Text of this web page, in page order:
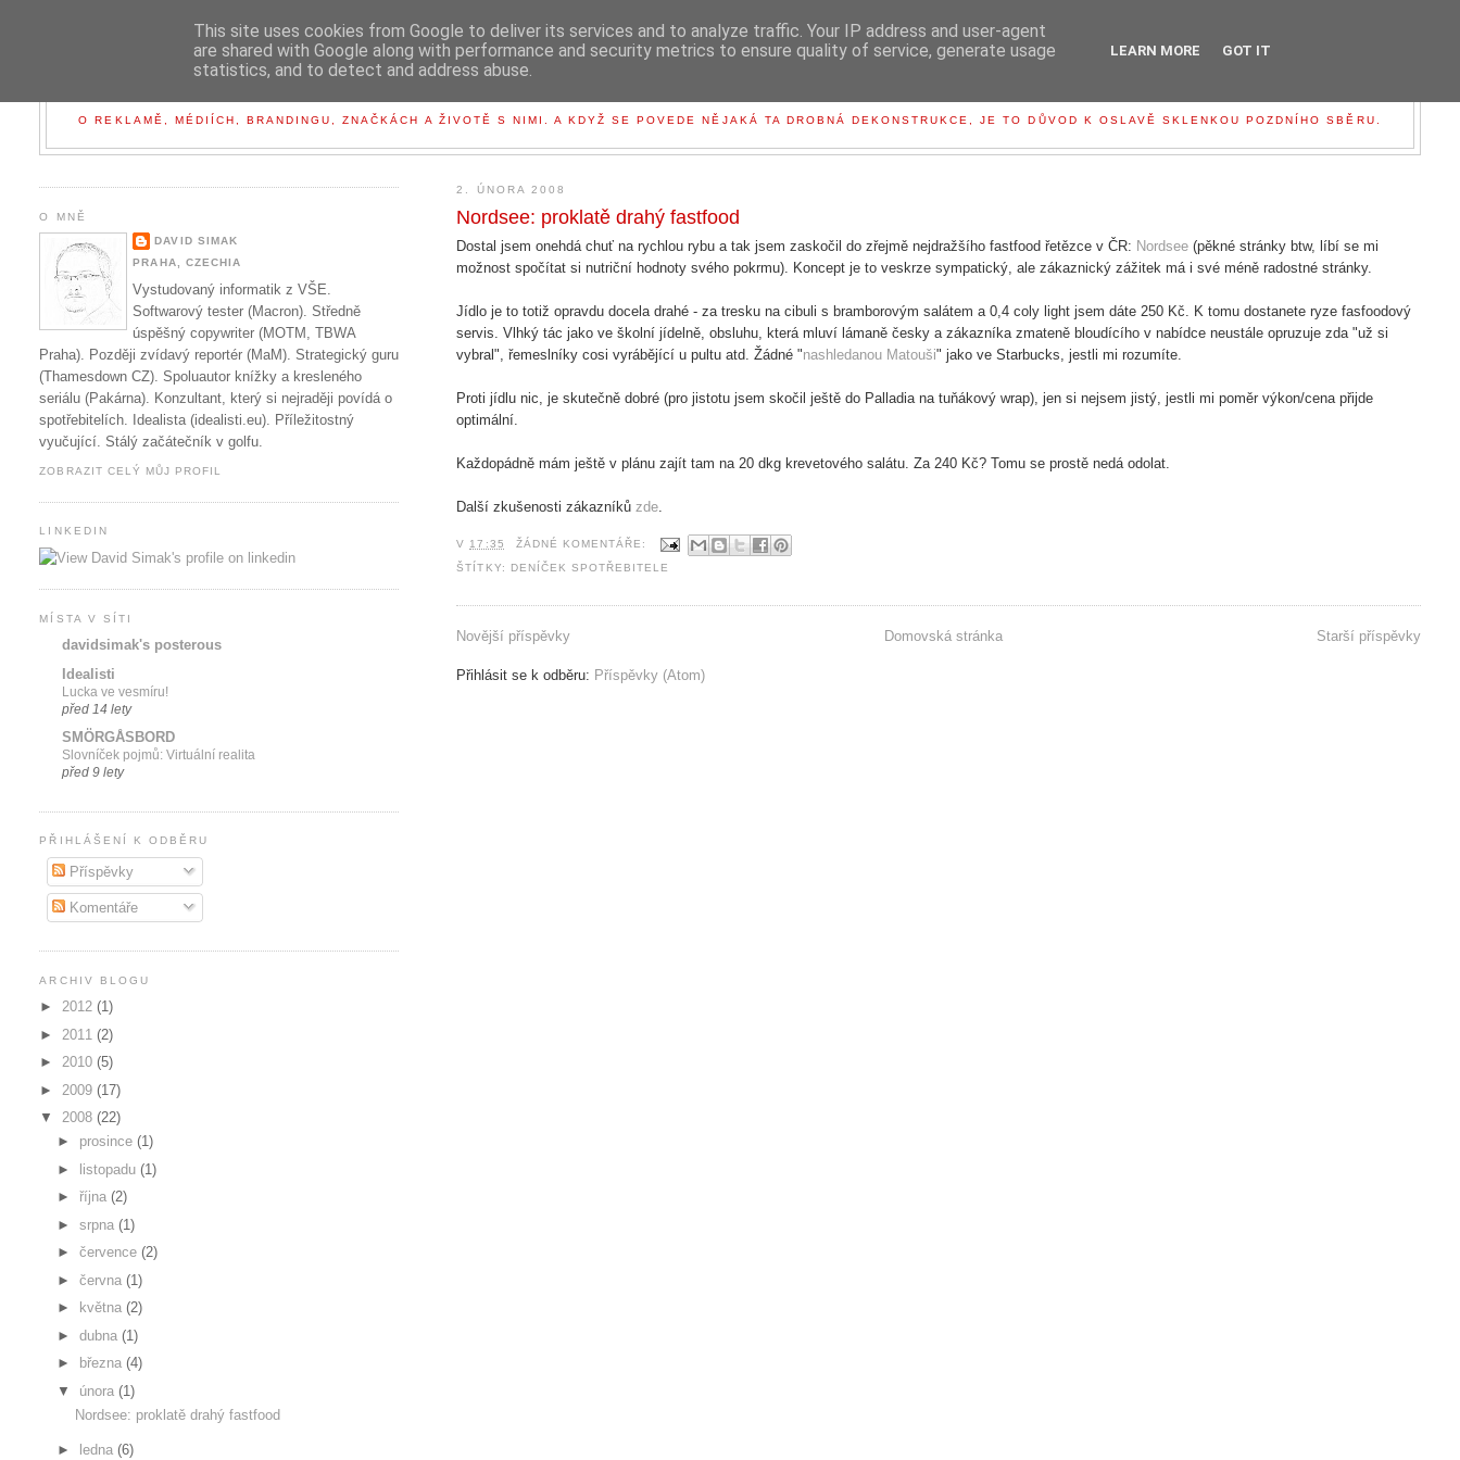
O REKLAMĚ, MÉDIÍCH, BRANDINGU, ZNAČKÁCH A ŽIVOTĚ S NIMI. A KDYŽ SE POVEDE NĚJAKÁ TA DROBNÁ DEKONSTRUKCE, JE TO DŮVOD K OSLAVĚ SKLENKOU POZDNÍHO SBĚRU.
2. ÚNORA 2008
Nordsee: proklatě drahý fastfood
Dostal jsem onehdá chuť na rychlou rybu a tak jsem zaskočil do zřejmě nejdražšího fastfood řetězce v ČR: Nordsee(pěkné stránky btw, líbí se mi
možnost spočítat si nutriční hodnoty svého pokrmu). Koncept je to veskrze sympatický, ale zákaznický zážitek má i své méně radostné stránky.
Jídlo je to totiž opravdu docela drahé - za tresku na cibuli s bramborovým salátem a 0,4 coly light jsem dáte 250 Kč. K tomu dostanete ryze fasfoodový
servis. Vlhký tác jako ve školní jídelně, obsluhu, která mluví lámaně česky a zákazníka zmateně bloudícího v nabídce neustále opruzuje zda "už si
vybral", řemeslníky cosi vyrábějící u pultu atd. Žádné "nashledanou Matouši" jako ve Starbucks, jestli mi rozumíte.
Proti jídlu nic, je skutečně dobré (pro jistotu jsem skočil ještě do Palladia na tuňákový wrap), jen si nejsem jistý, jestli mi poměr výkon/cena přijde
optimální.
Každopádně mám ještě v plánu zajít tam na 20 dkg krevetového salátu. Za 240 Kč? Tomu se prostě nedá odolat.
Další zkušenosti zákazníkůzde.
V 17:35
ŽÁDNÉ KOMENTÁŘE:
ŠTÍTKY:
DENÍČEK SPOTŘEBITELE
Novější příspěvky Starší příspěvky
Domovská stránka
Přihlásit se k odběru: Příspěvky (Atom)
O MNĚ
DAVID SIMAK
PRAHA, CZECHIA
Vystudovaný informatik z VŠE.
Softwarový tester (Macron). Středně
úspěšný copywriter (MOTM, TBWA
Praha). Později zvídavý reportér (MaM). Strategický guru
(Thamesdown CZ). Spoluautor knížky a kresleného
seriálu (Pakárna). Konzultant, který si nejraději povídá o
spotřebitelích. Idealista (idealisti.eu). Příležitostný
vyučující. Stálý začátečník v golfu.
ZOBRAZIT CELÝ MŮJ PROFIL
LINKEDIN
MÍSTA V SÍTI
davidsimak's posterous
Idealisti
Lucka ve vesmíru!
před 14 lety
SMÖRGÅSBORD
Slovníček pojmů: Virtuální realita
před 9 lety
PŘIHLÁŠENÍ K ODBĚRU
Příspěvky
Komentáře
ARCHIV BLOGU
►2012(1)
► 2011(2)
►2010(5)
► 2009(17)
▼2008(22)
► prosince(1)
►
listopadu(1)
►října(2)
►srpna(1)
►července(2)
►června(1)
►
května(2)
►dubna(1)
►
března(4)
▼ února(1)
Nordsee: proklatě drahý fastfood
► ledna(6)
This site uses cookies from Google to deliver its services and to analyze traffic. Your IP address and user-agent
are shared with Google along with performance and security metrics to ensure quality of service, generate usage
statistics, and to detect and address abuse.
LEARN MORE GOT IT